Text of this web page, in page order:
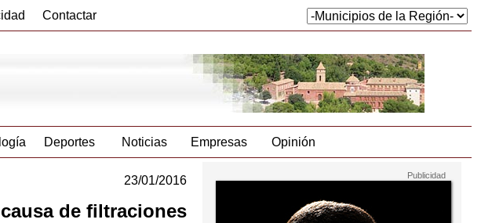
Contactar
Deportes Noticias Empresas Opinión
23/01/2016
de filtraciones